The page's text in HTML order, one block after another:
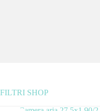
FILTRI SHOP